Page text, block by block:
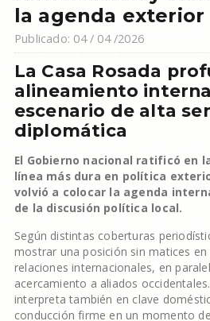
la agenda exterior
Publicado: 04 / 04 /2026
La Casa Rosada
alineamiento
escenario de alta
diplomática
El Gobierno nacional ratificó en
línea más dura en política
volvió a colocar la agenda
de la discusión política local.
Según distintas coberturas
mostrar una posición sin matices
relaciones internacionales, en
acercamiento a aliados
interpreta también en clave
conducción firme en un momento